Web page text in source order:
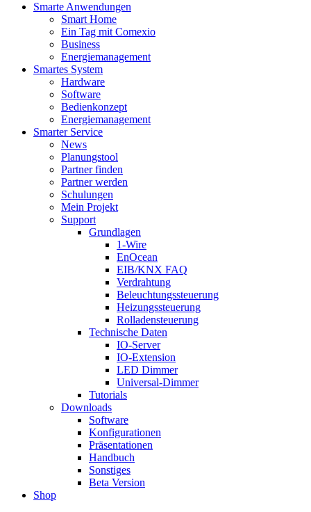
Smarte Anwendungen
Smart Home
Ein Tag mit Comexio
Business
Energiemanagement
Smartes System
Hardware
Software
Bedienkonzept
Energiemanagement
Smarter Service
News
Planungstool
Partner finden
Partner werden
Schulungen
Mein Projekt
Support
Grundlagen
1-Wire
EnOcean
EIB/KNX FAQ
Verdrahtung
Beleuchtungssteuerung
Heizungssteuerung
Rolladensteuerung
Technische Daten
IO-Server
IO-Extension
LED Dimmer
Universal-Dimmer
Tutorials
Downloads
Software
Konfigurationen
Präsentationen
Handbuch
Sonstiges
Beta Version
Shop